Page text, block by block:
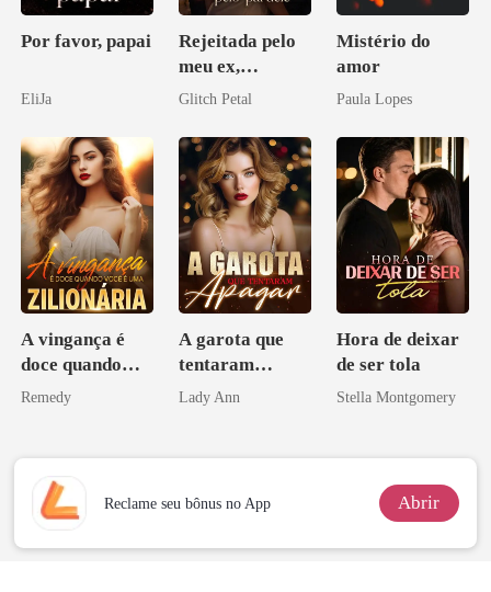
Por favor, papai
EliJa
Rejeitada pelo
meu ex,
desejada pelo
Glitch Petal
Mistério do
amor
Paula Lopes
A vingança é
doce quando
você é uma
Remedy
A garota que
tentaram
apagar
Lady Ann
Hora de deixar
de ser tola
Stella Montgomery
Reclame seu bônus no App Abrir